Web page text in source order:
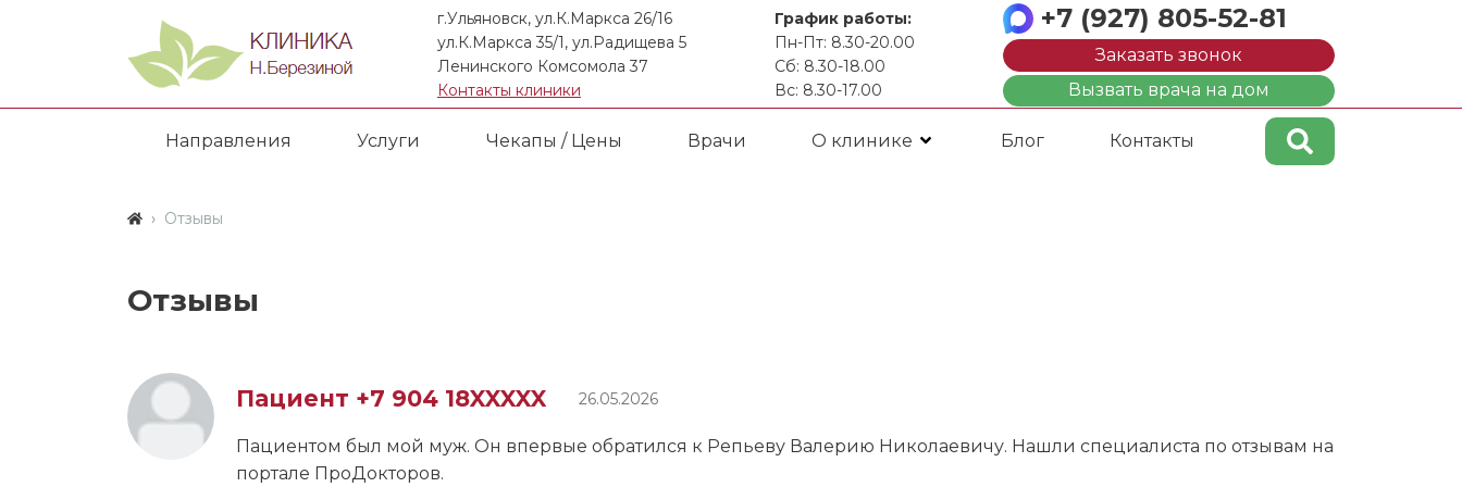
г.Ульяновск, ул.К.Маркса 26/16
ул.К.Маркса 35/1, ул.Радищева 5
Ленинского Комсомола 37
Контакты клиники
График работы:
Пн-Пт: 8.30-20.00
Сб: 8.30-18.00
Вс: 8.30-17.00
+7 (927) 805-52-81
Заказать звонок
Вызвать врача на дом
Направления Услуги Чекапы / Цены Врачи О клинике Блог Контакты
Отзывы
Отзывы
Пациент +7 904 18XXXXX 26.05.2026
Пациентом был мой муж. Он впервые обратился к Репьеву Валерию Николаевичу. Нашли специалиста по отзывам на
портале ПроДокторов.